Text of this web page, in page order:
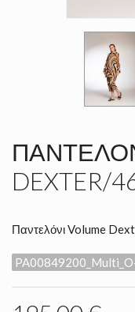
DEXTER/
Παντελόνι Volume